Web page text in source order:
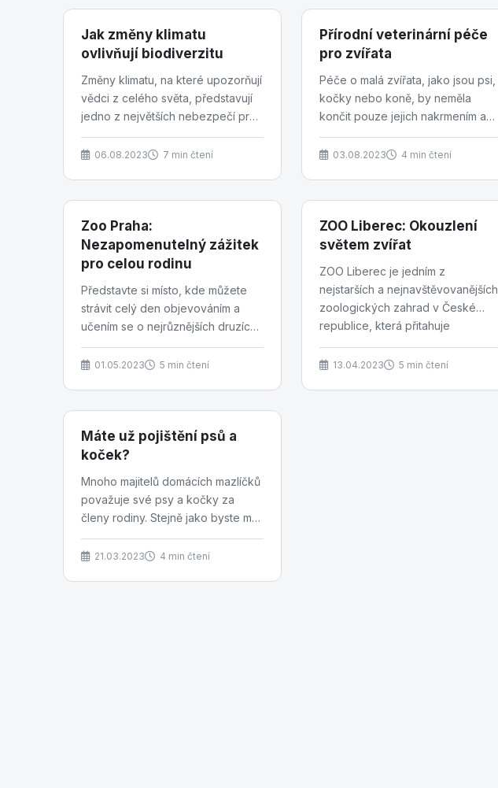
Jak změny klimatu
ovlivňují biodiverzitu
Změny klimatu, na které upozorňují
vědci z celého světa, představují
jedno z největších nebezpečí pro
planetu. Kromě zřejmých dopadů,
jakými jsou...
06.08.2023 7 min čtení
Přírodní veterinární péče
pro zvířata
Péče o malá zvířata, jako jsou psi,
kočky nebo koně, by neměla
končit pouze jejich nakrmením a
vyvenčením. Přírodní veterinární
péče nabízí...
03.08.2023 4 min čtení
Zoo Praha:
Nezapomenutelný zážitek
pro celou rodinu
Představte si místo, kde můžete
strávit celý den objevováním a
učením se o nejrůznějších druzích
zvířat, kde můžete obdivovat jejich
krásu a chování...
01.05.2023 5 min čtení
ZOO Liberec: Okouzlení
světem zvířat
ZOO Liberec je jedním z
nejstarších a nejnavštěvovanějších
zoologických zahrad v České
republice, která přitahuje
13.04.2023 5 min čtení
Máte už pojištění psů a
koček?
Mnoho majitelů domácích mazlíčků
považuje své psy a kočky za
členy rodiny. Stejně jako byste měli
pojištění pro sebe a své blízké,
měli byste také...
21.03.2023 4 min čtení